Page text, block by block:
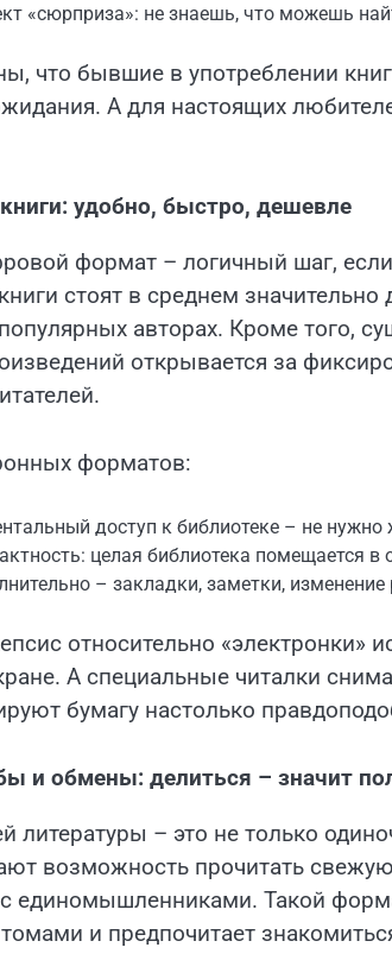
«сюрприза»: не знаешь, что можешь
что бывшие в употреблении
А для настоящих
удобно, быстро, дешевле
формат – логичный шаг,
стоят в среднем
авторах. Кроме того,
открывается за
форматов:
доступ к библиотеке – не нужно
целая библиотека помещается в
– закладки, заметки,
относительно
А специальные читалки
бумагу настолько
и обмены: делиться – значит
литературы – это не только
возможность прочитать
единомышленниками. Такой
и предпочитает